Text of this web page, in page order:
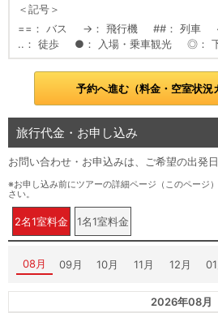
＜記号＞
==
バス → 飛行機 ## 列車
..
徒歩 ● 入場・乗車観光 ◎
予約へ進む（料金・空室状況
旅行代金・お申し込み
お問い合わせ・お申込みは、ご希望の出発
※お申し込み前にツアーの詳細ページ（このページ
さい。
2名1室料金 1名1室料金
08月 09月 10月 11月 12月
2026年08月